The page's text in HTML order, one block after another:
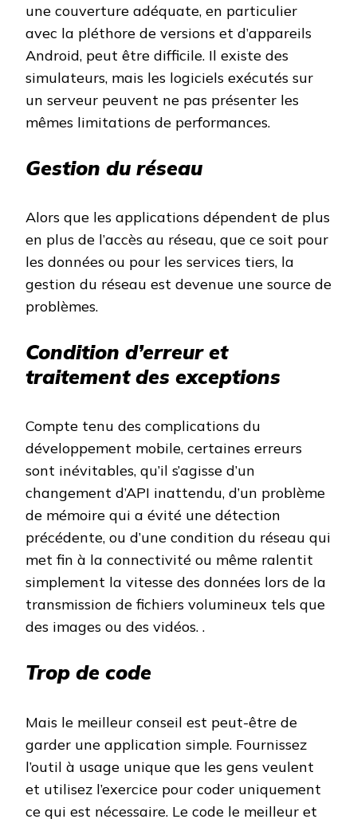
une couverture adéquate, en particulier
avec la pléthore de versions et d’appareils
Android, peut être difficile. Il existe des
simulateurs, mais les logiciels exécutés sur
un serveur peuvent ne pas présenter les
mêmes limitations de performances.
Gestion du réseau
Alors que les applications dépendent de plus
en plus de l’accès au réseau, que ce soit pour
les données ou pour les services tiers, la
gestion du réseau est devenue une source de
problèmes.
Condition d’erreur et
traitement des exceptions
Compte tenu des complications du
développement mobile, certaines erreurs
sont inévitables, qu’il s’agisse d’un
changement d’API inattendu, d’un problème
de mémoire qui a évité une détection
précédente, ou d’une condition du réseau qui
met fin à la connectivité ou même ralentit
simplement la vitesse des données lors de la
transmission de fichiers volumineux tels que
des images ou des vidéos. .
Trop de code
Mais le meilleur conseil est peut-être de
garder une application simple. Fournissez
l’outil à usage unique que les gens veulent
et utilisez l’exercice pour coder uniquement
ce qui est nécessaire. Le code le meilleur et